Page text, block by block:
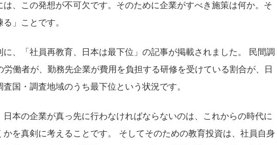
、この発想が不可欠です。そのために企業がすべき施策は何か。そ
」ことです。
、「社員再教育、日本は最下位」の記事が掲載されました。 民間調
働者が、勤務先企業が費用を負担する研修を受けている割合が、日
国・調査地域のうち最下位という状況です。
本の企業が真っ先に行わなければならないのは、これからの時代に
を真剣に考えることです。 そしてそのための教育投資は、社員自身